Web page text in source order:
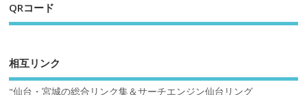
QRコード
相互リンク
"仙台・宮城の総合リンク集＆サーチエンジン仙台リング